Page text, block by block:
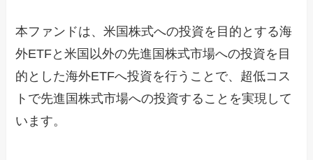
本ファンドは、米国株式への投資を目的とする海
外ETFと米国以外の先進国株式市場への投資を目
的とした海外ETFへ投資を行うことで、超低コス
トで先進国株式市場への投資することを実現して
います。